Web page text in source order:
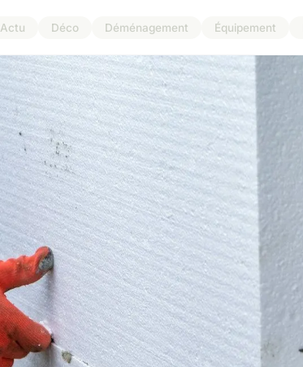
Actu Déco Déménagement Équipement